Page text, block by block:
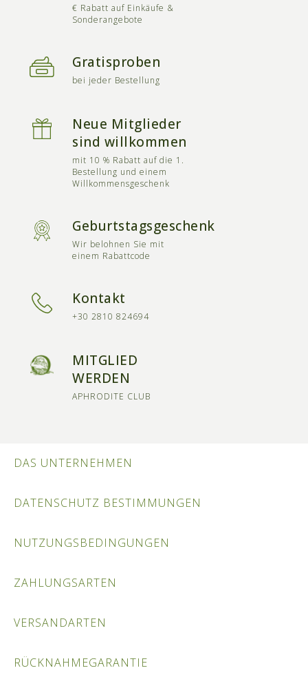
€ Rabatt auf Einkäufe &
Sonderangebote
Gratisproben
bei jeder Bestellung
Neue Mitglieder
sind willkommen
mit 10 % Rabatt auf die 1.
Bestellung und einem
Willkommensgeschenk
Geburtstagsgeschenk
Wir belohnen Sie mit
einem Rabattcode
Kontakt
+30 2810 824694
MITGLIED
WERDEN
APHRODITE CLUB
DAS UNTERNEHMEN
DATENSCHUTZ BESTIMMUNGEN
NUTZUNGSBEDINGUNGEN
ZAHLUNGSARTEN
VERSANDARTEN
RÜCKNAHMEGARANTIE